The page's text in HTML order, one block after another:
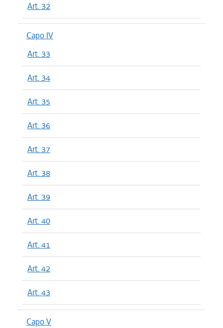
Art. 32
Capo IV
Art. 33
Art. 34
Art. 35
Art. 36
Art. 37
Art. 38
Art. 39
Art. 40
Art. 41
Art. 42
Art. 43
Capo V